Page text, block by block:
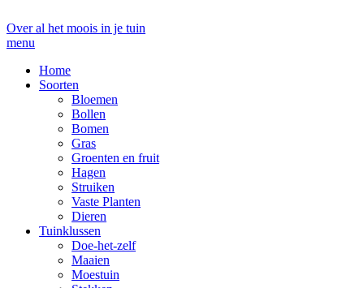
Over al het moois in je tuin
menu
Home
Soorten
Bloemen
Bollen
Bomen
Gras
Groenten en fruit
Hagen
Struiken
Vaste Planten
Dieren
Tuinklussen
Doe-het-zelf
Maaien
Moestuin